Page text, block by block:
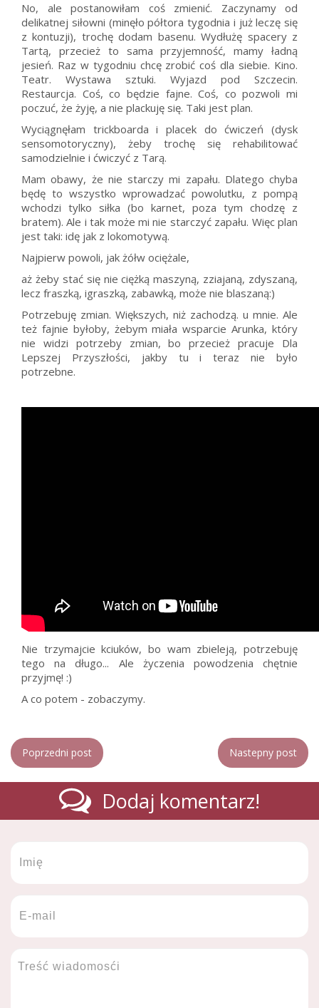
No, ale postanowiłam coś zmienić. Zaczynamy od
delikatnej siłowni (minęło półtora tygodnia i już leczę się
z kontuzji), trochę dodam basenu. Wydłużę spacery z
Tartą, przecież to sama przyjemność, mamy ładną
jesień. Raz w tygodniu chcę zrobić coś dla siebie. Kino.
Teatr. Wystawa sztuki. Wyjazd pod Szczecin.
Restaurcja. Coś, co będzie fajne. Coś, co pozwoli mi
poczuć, że żyję, a nie plackuję się. Taki jest plan.
Wyciągnęłam trickboarda i placek do ćwiczeń (dysk
sensomotoryczny), żeby trochę się rehabilitować
samodzielnie i ćwiczyć z Tarą.
Mam obawy, że nie starczy mi zapału. Dlatego chyba
będę to wszystko wprowadzać powolutku, z pompą
wchodzi tylko siłka (bo karnet, poza tym chodzę z
bratem). Ale i tak może mi nie starczyć zapału. Więc plan
jest taki: idę jak z lokomotywą.
Najpierw powoli, jak żółw ociężale,
aż żeby stać się nie ciężką maszyną, zziajaną, zdyszaną,
lecz fraszką, igraszką, zabawką, może nie blaszaną:)
Potrzebuję zmian. Większych, niż zachodzą. u mnie. Ale
też fajnie byłoby, żebym miała wsparcie Arunka, który
nie widzi potrzeby zmian, bo przecież pracuje Dla
Lepszej Przyszłości, jakby tu i teraz nie było
potrzebne.
Nie trzymajcie kciuków, bo wam zbieleją, potrzebuję
tego na długo... Ale życzenia powodzenia chętnie
przyjmę! :)
A co potem - zobaczymy.
Poprzedni post Nastepny post
Dodaj komentarz!